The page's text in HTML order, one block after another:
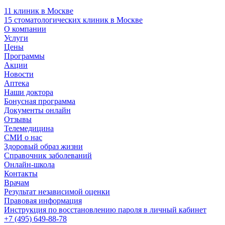
11 клиник в Москве
15 стоматологических клиник в Москве
О компании
Услуги
Цены
Программы
Акции
Новости
Аптека
Наши доктора
Бонусная программа
Документы онлайн
Отзывы
Телемедицина
СМИ о нас
Здоровый образ жизни
Справочник заболеваний
Онлайн-школа
Контакты
Врачам
Результат независимой оценки
Правовая информация
Инструкция по восстановлению пароля в личный кабинет
+7 (495) 649-88-78